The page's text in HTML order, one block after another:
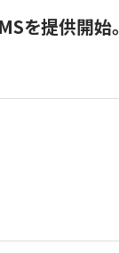
を提供開始。